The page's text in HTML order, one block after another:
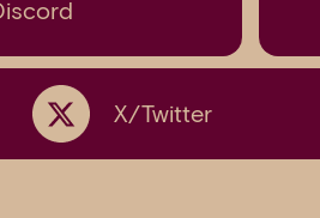
X/Twitter